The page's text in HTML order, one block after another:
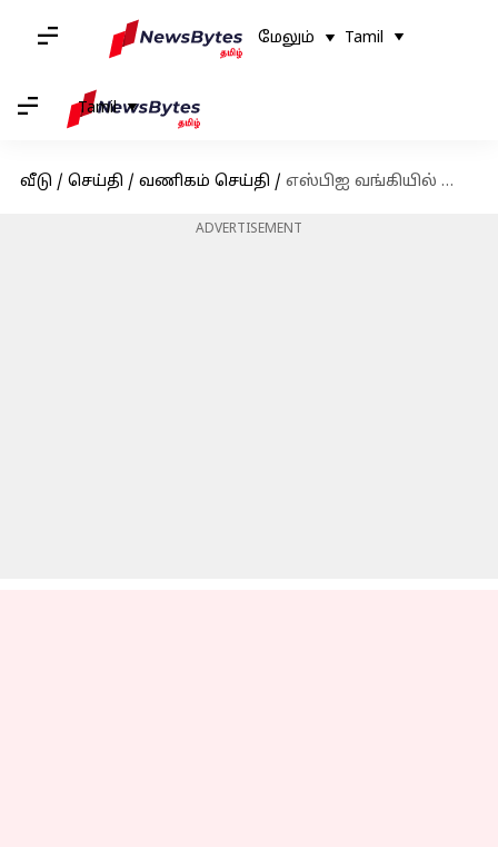
மேலும் Tamil
Tamil
வீடு / செய்தி / வணிகம் செய்தி / எஸ்பிஐ வங்கியில் தொழில்நுட்ப கோளாறு காரணமாக வங்கி சேவைகள் பாதிப்பு
ADVERTISEMENT